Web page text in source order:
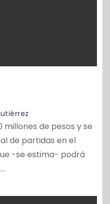
millones de pesos y se
de partidas en el
-se estima- podrá